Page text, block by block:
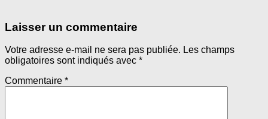
Laisser un commentaire
Votre adresse e-mail ne sera pas publiée. Les champs
obligatoires sont indiqués avec *
Commentaire *